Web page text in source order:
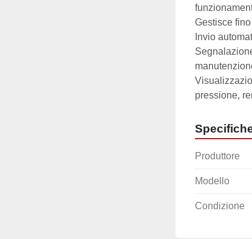
Gestisce
Invio
pressione,
Produttore
Modello
Condizione